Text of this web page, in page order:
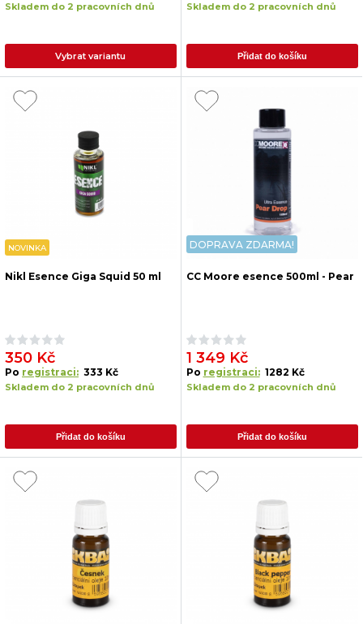
Skladem do 2 pracovních dnů
Vybrat variantu
Skladem do 2 pracovních dnů
Přidat do košíku
NOVINKA
Nikl Esence Giga Squid 50 ml
350 Kč
Po registraci: 333 Kč
Skladem do 2 pracovních dnů
Přidat do košíku
DOPRAVA ZDARMA!
CC Moore esence 500ml - Pear
1 349 Kč
Po registraci: 1282 Kč
Skladem do 2 pracovních dnů
Přidat do košíku